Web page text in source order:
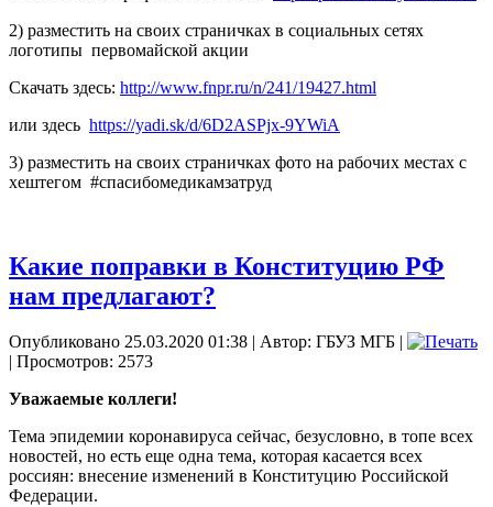
2) разместить на своих страничках в социальных сетях
логотипы первомайской акции
Скачать здесь: http://www.fnpr.ru/n/241/19427.html
или здесь https://yadi.sk/d/6D2ASPjx-9YWiA
3) разместить на своих страничках фото на рабочих местах с
хештегом #спасибомедикамзатруд
Какие поправки в Конституцию РФ
нам предлагают?
Опубликовано 25.03.2020 01:38 | Автор: ГБУЗ МГБ |
| Просмотров: 2573
Уважаемые коллеги!
Тема эпидемии коронавируса сейчас, безусловно, в топе всех
новостей, но есть еще одна тема, которая касается всех
россиян: внесение изменений в Конституцию Российской
Федерации.